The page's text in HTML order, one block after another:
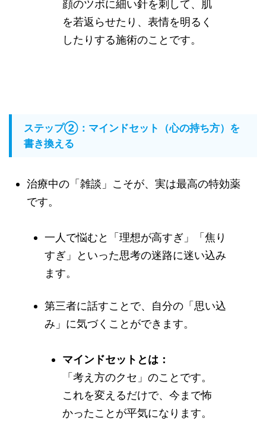
顔のツボに細い針を刺して、肌
を若返らせたり、表情を明るく
したりする施術のことです。
ステップ②：マインドセット（心の持ち方）を
書き換える
治療中の「雑談」こそが、実は最高の特効薬
です。
一人で悩むと「理想が高すぎ」「焦り
すぎ」といった思考の迷路に迷い込み
ます。
第三者に話すことで、自分の「思い込
み」に気づくことができます。
マインドセットとは：
「考え方のクセ」のことです。
これを変えるだけで、今まで怖
かったことが平気になります。